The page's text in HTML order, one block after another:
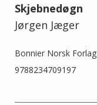
Skjebnedøgn
Jørgen Jæger
Bonnier Norsk Forlag
9788234709197